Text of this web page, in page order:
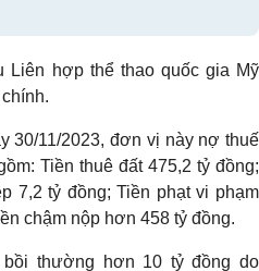
Liên hợp thể thao quốc gia Mỹ
30/11/2023, đơn vị này nợ thuế
Tiền thuê đất 475,2 tỷ đồng;
7,2 tỷ đồng; Tiền phạt vi phạm
chậm nộp hơn 458 tỷ đồng.
thường hơn 10 tỷ đồng do